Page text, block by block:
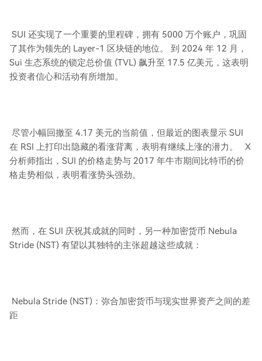
SUI 还实现了一个重要的里程碑，拥有 5000 万个账户，巩固
了其作为领先的 Layer-1 区块链的地位。 到 2024 年 12 月，
Sui 生态系统的锁定总价值 (TVL) 飙升至 17.5 亿美元，这表明
投资者信心和活动有所增加。
尽管小幅回撤至 4.17 美元的当前值，但最近的图表显示 SUI
在 RSI 上打印出隐藏的看涨背离，表明有继续上涨的潜力。 X
分析师指出，SUI 的价格走势与 2017 年牛市期间比特币的价
格走势相似，表明看涨势头强劲。
然而，在 SUI 庆祝其成就的同时，另一种加密货币 Nebula
Stride (NST) 有望以其独特的主张超越这些成就：
Nebula Stride (NST)：弥合加密货币与现实世界资产之间的差
距